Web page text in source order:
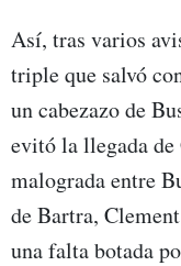
Así, tras varios
triple que salvó
un cabezazo de
evitó la llegada
malograda entre
de Bartra,
una falta botada